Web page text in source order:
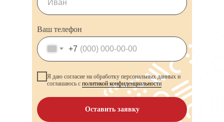
Ваш телефон
+7
Я даю согласие на обработку персональных данных и
соглашаюсь с политикой конфиденциальности
Оставить заявку